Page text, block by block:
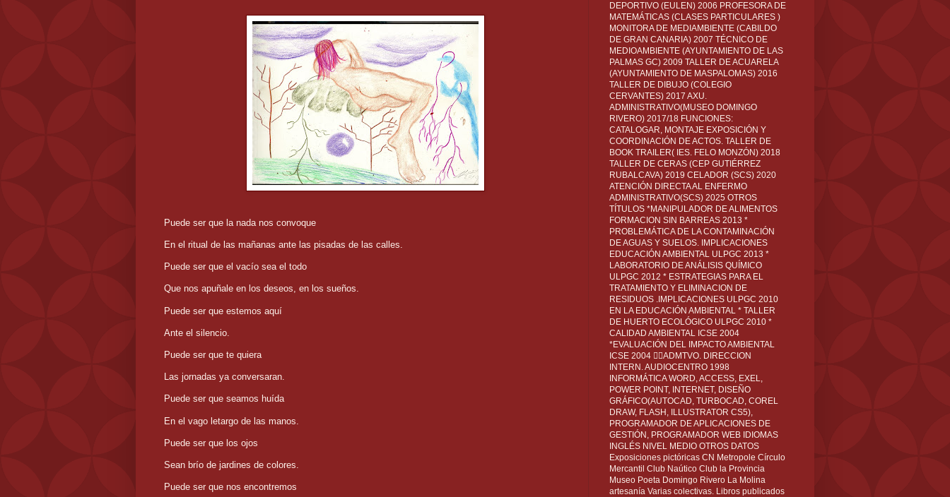
Puede ser que la nada nos convoque
En el ritual de las mañanas ante las pisadas de las calles.
Puede ser que el vacío sea el todo
Que nos apuñale en los deseos, en los sueños.
Puede ser que estemos aquí
Ante el silencio.
Puede ser que te quiera
Las jornadas ya conversaran.
Puede ser que seamos huída
En el vago letargo de las manos.
Puede ser que los ojos
Sean brío de jardines de colores.
Puede ser que nos encontremos
DEPORTIVO (EULEN) 2006 PROFESORA DE
MATEMÁTICAS (CLASES PARTICULARES )
MONITORA DE MEDIAMBIENTE (CABILDO
DE GRAN CANARIA) 2007 TÉCNICO DE
MEDIOAMBIENTE (AYUNTAMIENTO DE LAS
PALMAS GC) 2009 TALLER DE ACUARELA
(AYUNTAMIENTO DE MASPALOMAS) 2016
TALLER DE DIBUJO (COLEGIO
CERVANTES) 2017 AXU.
ADMINISTRATIVO(MUSEO DOMINGO
RIVERO) 2017/18 FUNCIONES:
CATALOGAR, MONTAJE EXPOSICIÓN Y
COORDINACIÓN DE ACTOS. TALLER DE
BOOK TRAILER( IES. FELO MONZÓN) 2018
TALLER DE CERAS (CEP GUTIÉRREZ
RUBALCAVA) 2019 CELADOR (SCS) 2020
ATENCIÓN DIRECTA AL ENFERMO
ADMINISTRATIVO(SCS) 2025 OTROS
TÍTULOS *MANIPULADOR DE ALIMENTOS
FORMACION SIN BARREAS 2013 *
PROBLEMÁTICA DE LA CONTAMINACIÓN
DE AGUAS Y SUELOS. IMPLICACIONES
EDUCACIÓN AMBIENTAL ULPGC 2013 *
LABORATORIO DE ANÁLISIS QUÍMICO
ULPGC 2012 * ESTRATEGIAS PARA EL
TRATAMIENTO Y ELIMINACION DE
RESIDUOS .IMPLICACIONES ULPGC 2010
EN LA EDUCACIÓN AMBIENTAL * TALLER
DE HUERTO ECOLÓGICO ULPGC 2010 *
CALIDAD AMBIENTAL ICSE 2004
*EVALUACIÓN DEL IMPACTO AMBIENTAL
ICSE 2004 ADMTVO. DIRECCION
INTERN. AUDIOCENTRO 1998
INFORMÁTICA WORD, ACCESS, EXEL,
POWER POINT, INTERNET, DISEÑO
GRÁFICO(AUTOCAD, TURBOCAD, COREL
DRAW, FLASH, ILLUSTRATOR CS5),
PROGRAMADOR DE APLICACIONES DE
GESTIÓN, PROGRAMADOR WEB IDIOMAS
INGLÉS NIVEL MEDIO OTROS DATOS
Exposiciones pictóricas CN Metropole Círculo
Mercantil Club Naútico Club la Provincia
Museo Poeta Domingo Rivero La Molina
artesanía Varias colectivas. Libros publicados